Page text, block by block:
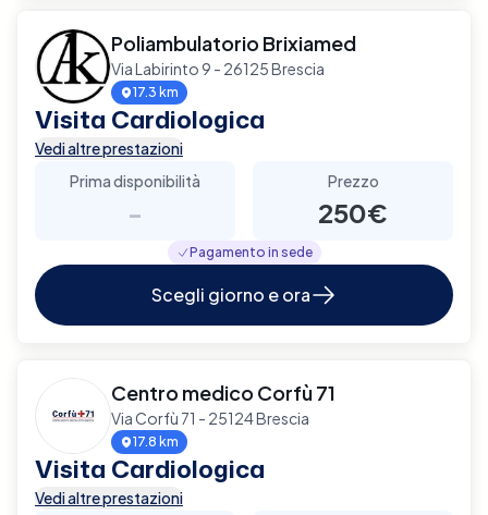
Poliambulatorio Brixiamed
Via Labirinto 9 - 26125 Brescia
17.3 km
Visita Cardiologica
Vedi altre prestazioni
Prima disponibilità
-
Prezzo
250€
Pagamento in sede
Scegli giorno e ora
Centro medico Corfù 71
Via Corfù 71 - 25124 Brescia
17.8 km
Visita Cardiologica
Vedi altre prestazioni